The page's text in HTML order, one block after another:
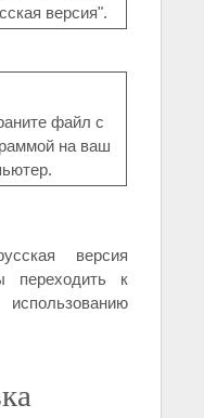
версия".
файл с
на ваш
версия
переходить к